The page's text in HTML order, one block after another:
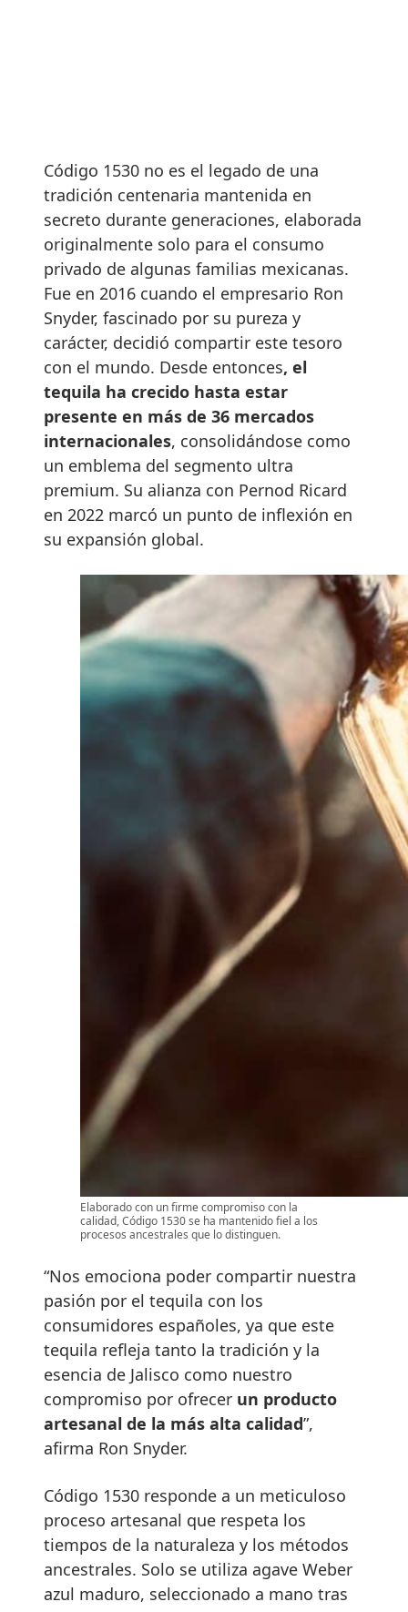
Código 1530 no es el legado de una
tradición centenaria mantenida en
secreto durante generaciones, elaborada
originalmente solo para el consumo
privado de algunas familias mexicanas.
Fue en 2016 cuando el empresario Ron
Snyder, fascinado por su pureza y
carácter, decidió compartir este tesoro
con el mundo. Desde entonces, el
tequila ha crecido hasta estar
presente en más de 36 mercados
internacionales, consolidándose como
un emblema del segmento ultra
premium. Su alianza con Pernod Ricard
en 2022 marcó un punto de inflexión en
su expansión global.
Elaborado con un firme compromiso con la
calidad, Código 1530 se ha mantenido fiel a los
procesos ancestrales que lo distinguen.
“Nos emociona poder compartir nuestra
pasión por el tequila con los
consumidores españoles, ya que este
tequila refleja tanto la tradición y la
esencia de Jalisco como nuestro
compromiso por ofrecer un producto
artesanal de la más alta calidad”,
afirma Ron Snyder.
Código 1530 responde a un meticuloso
proceso artesanal que respeta los
tiempos de la naturaleza y los métodos
ancestrales. Solo se utiliza agave Weber
azul maduro, seleccionado a mano tras